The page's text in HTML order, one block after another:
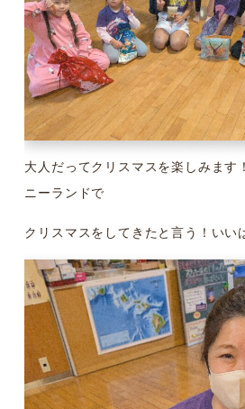
大人だってクリスマスを楽しみま
ニーランドで
クリスマスをしてきたと言う！いい